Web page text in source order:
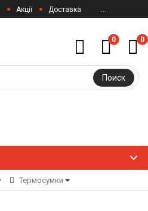
Акції Доставка ...
Поиск
0 0
Термосумки